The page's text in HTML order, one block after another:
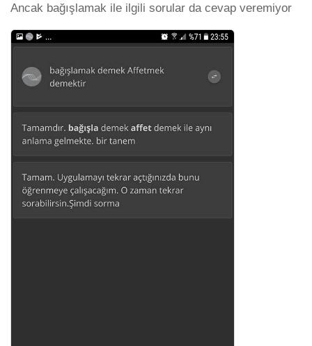
Ancak bağışlamak ile ilgili sorular da cevap veremiyor